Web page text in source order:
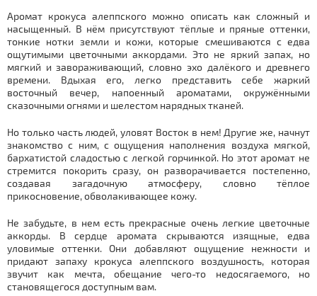
Аромат крокуса алеппского можно описать как сложный и
насыщенный. В нём присутствуют тёплые и пряные оттенки,
тонкие нотки земли и кожи, которые смешиваются с едва
ощутимыми цветочными аккордами. Это не яркий запах, но
мягкий и завораживающий, словно эхо далёкого и древнего
времени. Вдыхая его, легко представить себе жаркий
восточный вечер, напоенный ароматами, окружёнными
сказочными огнями и шелестом нарядных тканей.
Но только часть людей, уловят Восток в нем! Другие же, начнут
знакомство с ним, с ощущения наполнения воздуха мягкой,
бархатистой сладостью с легкой горчинкой. Но этот аромат не
стремится покорить сразу, он разворачивается постепенно,
создавая загадочную атмосферу, словно тёплое
прикосновение, обволакивающее кожу.
Не забудьте, в нем есть прекрасные очень легкие цветочные
аккорды. В сердце аромата скрываются изящные, едва
уловимые оттенки. Они добавляют ощущение нежности и
придают запаху крокуса алеппского воздушность, которая
звучит как мечта, обещание чего-то недосягаемого, но
становящегося доступным вам.